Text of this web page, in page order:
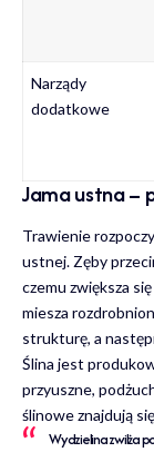
Narządy
dodatkowe
Jama ustna –
Trawienie
ustnej. Zęby
czemu zwiększa
miesza
strukturę, a
Ślina jest
przyuszne,
ślinowe znajdują
Wydzielina zwilża